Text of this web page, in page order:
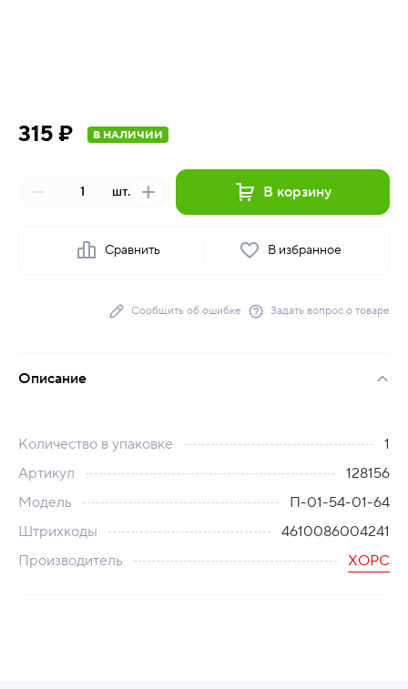
315 ₽ В НАЛИЧИИ
шт. В корзину
Сравнить В избранное
Сообщить об ошибке Задать вопрос о товаре
Описание
Количество в упаковке
1
Артикул
128156
Модель
П-01-54-01-64
Штрихкоды
4610086004241
Производитель
ХОРС